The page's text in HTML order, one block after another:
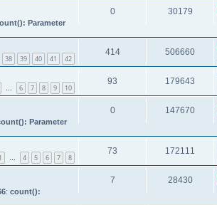
Parameter
0 30179
38 39 40 41 42
414 506660
6 7 8 9 10
93 179643
Parameter
0 147670
1 4 5 6 7 8
73 172111
: count():
7 28430